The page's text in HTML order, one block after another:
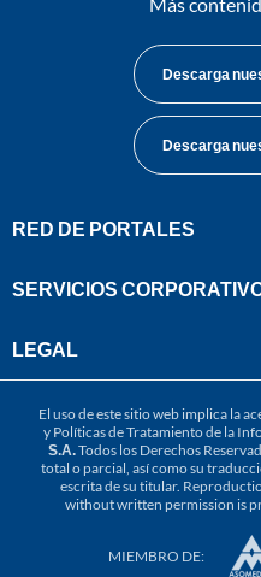
Descarga
Descarga
RED DE PORTALES
SERVICIOS
LEGAL
El uso de este sitio web implica la
y Políticas de Tratamiento de la
S.A.Todos los Derechos
total o parcial, así como su
escrita de su titular.
without written permission is
MIEMBRO DE: